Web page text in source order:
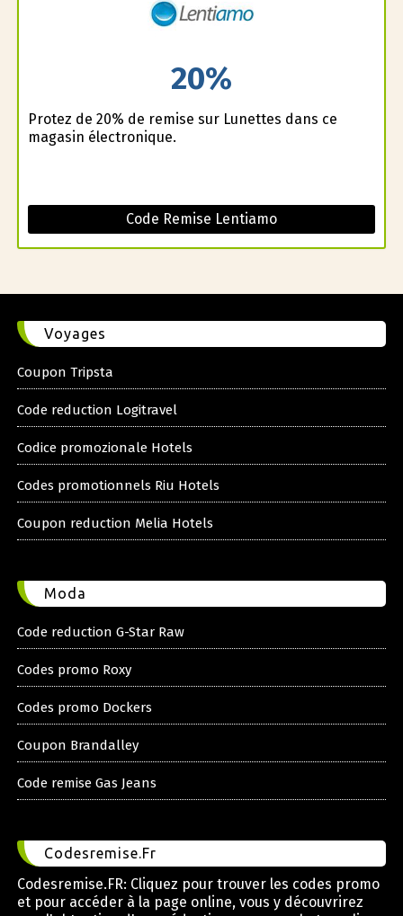
20%
Profitez de 20% de remise sur Lunettes dans ce
magasin électronique.
Code Remise Lentiamo
Voyages
Coupon Tripsta
Code reduction Logitravel
Codice promozionale Hotels
Codes promotionnels Riu Hotels
Coupon reduction Melia Hotels
Moda
Code reduction G-Star Raw
Codes promo Roxy
Codes promo Dockers
Coupon Brandalley
Code remise Gas Jeans
Codesremise.Fr
Codesremise.FR: Cliquez pour trouver les codes promo
et pour accéder à la page online, vous y découvrirez